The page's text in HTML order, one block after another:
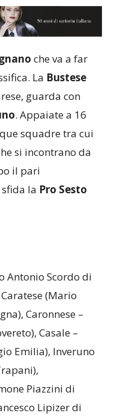
che va a far
LaBustese
guarda con
. Appaiate a 16
squadre tra cui
si incontrano da
il pari
la
Scordo di
(Mario
Caronnese –
Casale –
Emilia), Inveruno
Piazzini di